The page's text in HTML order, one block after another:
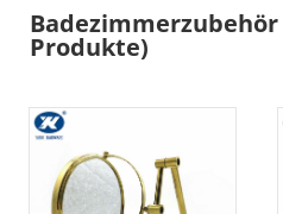
Badezimmerzubehör
Produkte)